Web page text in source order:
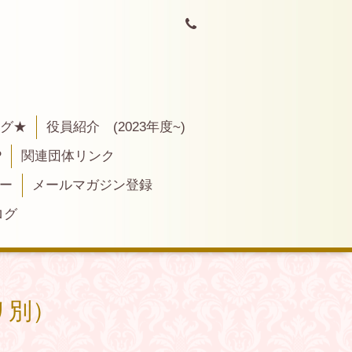
グ★
役員紹介 (2023年度~)
関連団体リンク
メールマガジン登録
グ
）